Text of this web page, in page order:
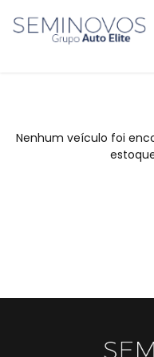
Nenhum veículo foi